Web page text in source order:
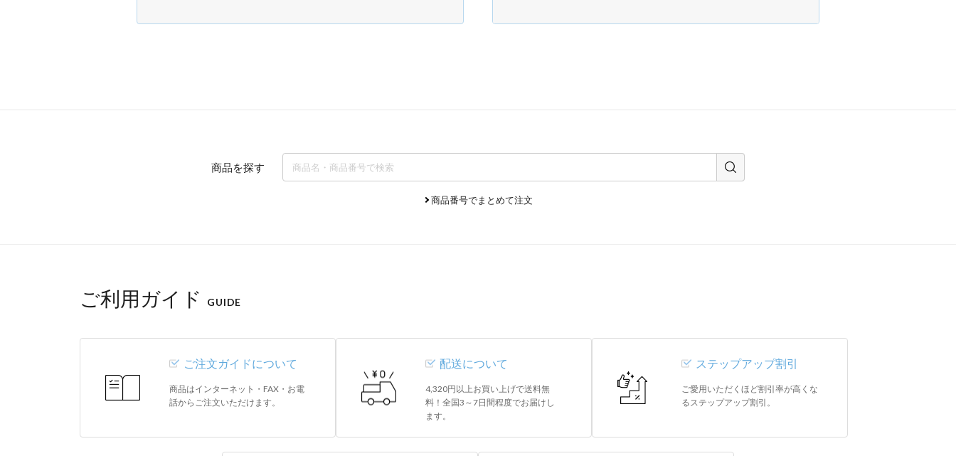
商品を探す
商品番号でまとめて注文
ご利用ガイド GUIDE
ご注文ガイドについて
商品はインターネット・FAX・お電
話からご注文いただけます。
配送について
4,320円以上お買い上げで送料無
料！全国3～7日間程度でお届けし
ます。
ステップアップ割引
ご愛用いただくほど割引率が高くな
るステップアップ割引。